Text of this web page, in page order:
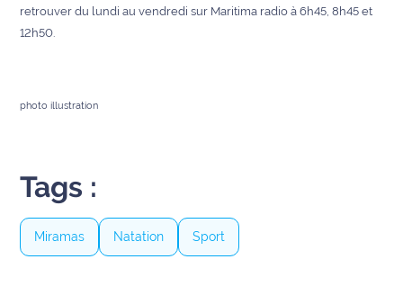
site maritima.fr
retrouver du lundi au vendredi sur Maritima radio à 6h45, 8h45 et
12h50.
photo illustration
Tags :
Miramas Natation Sport